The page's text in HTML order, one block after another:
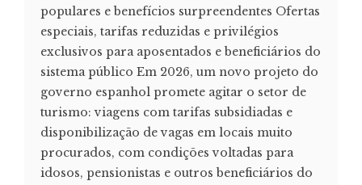
populares e benefícios surpreendentes Ofertas
especiais, tarifas reduzidas e privilégios
exclusivos para aposentados e beneficiários do
sistema público Em 2026, um novo projeto do
governo espanhol promete agitar o setor de
turismo: viagens com tarifas subsidiadas e
disponibilização de vagas em locais muito
procurados, com condições voltadas para
idosos, pensionistas e outros beneficiários do